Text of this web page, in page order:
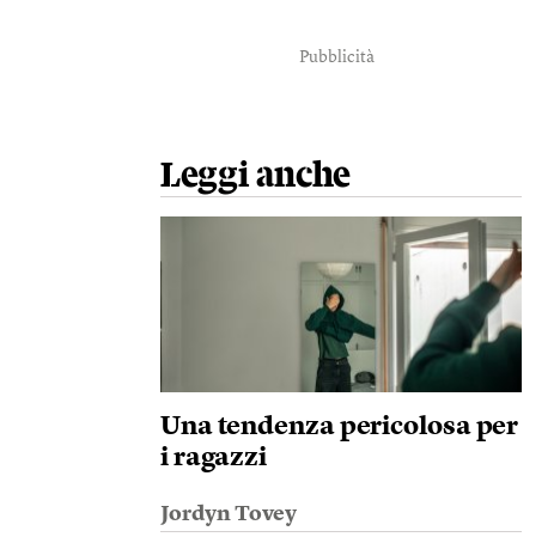
Pubblicità
Leggi anche
Una tendenza pericolosa per
i ragazzi
Jordyn Tovey